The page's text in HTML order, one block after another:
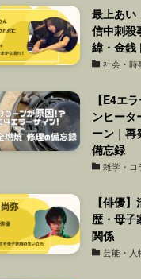
最上あい
信中刺殺
緯・金銭
社会・時
【E4エ
ンヒータ
ーン｜再
備忘録
雑学・コ
【俳優
歴・母子
関係
芸能・人